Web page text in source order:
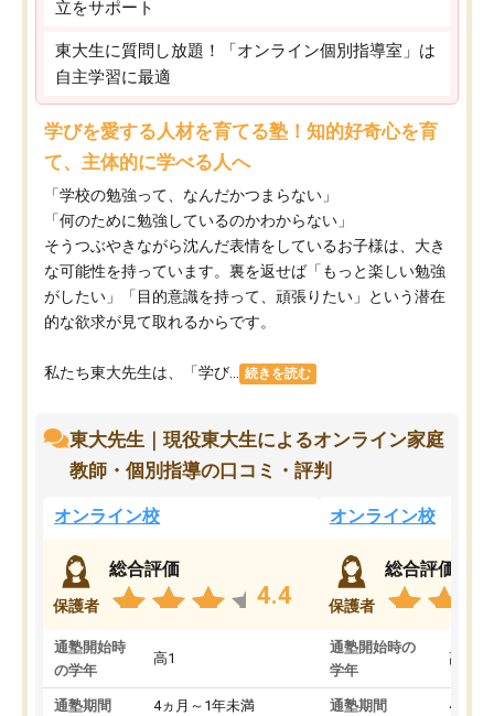
立をサポート
東大生に質問し放題！「オンライン個別指導室」は
自主学習に最適
学びを愛する人材を育てる塾！知的好奇心を育
て、主体的に学べる人へ
「学校の勉強って、なんだかつまらない」
「何のために勉強しているのかわからない」
そうつぶやきながら沈んだ表情をしているお子様は、大き
な可能性を持っています。裏を返せば「もっと楽しい勉強
がしたい」「目的意識を持って、頑張りたい」という潜在
的な欲求が見て取れるからです。
私たち東大先生は、「学び... 続きを読む
東大先生｜現役東大生によるオンライン家庭
教師・個別指導の口コミ・評判
オンライン校
保護者
総合評価
4.4
通塾開始時
の学年
高1
通塾期間 4ヵ月～1年未満
オンライン校
保護者
総合評価
通塾開始時の
学年
高3
通塾期間 4ヵ月